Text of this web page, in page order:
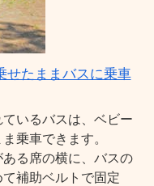
せたままバスに乗車
いるバスは、ベビー
乗車できます。
る席の横に、バスの
補助ベルトで固定